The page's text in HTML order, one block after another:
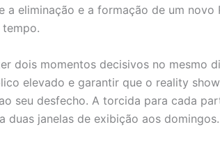
a eliminação e a formação de um novo
dois momentos decisivos no mesmo
elevado e garantir que o reality
seu desfecho. A torcida para cada
duas janelas de exibição aos domingos.